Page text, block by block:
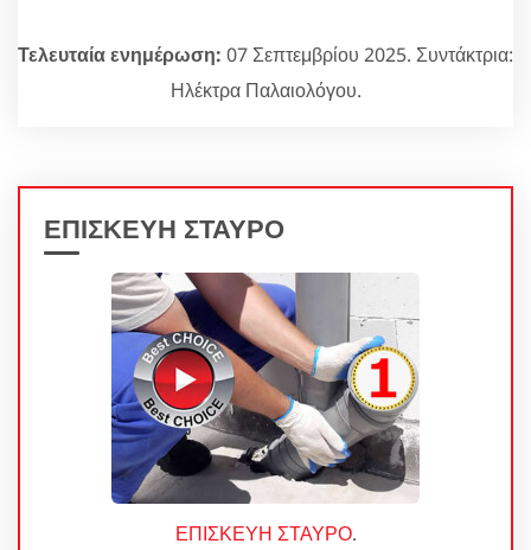
Τελευταία ενημέρωση: 07 Σεπτεμβρίου 2025. Συντάκτρια:
Ηλέκτρα Παλαιολόγου.
ΕΠΙΣΚΕΥΗ ΣΤΑΥΡΟ
ΕΠΙΣΚΕΥΗ ΣΤΑΥΡΟ.